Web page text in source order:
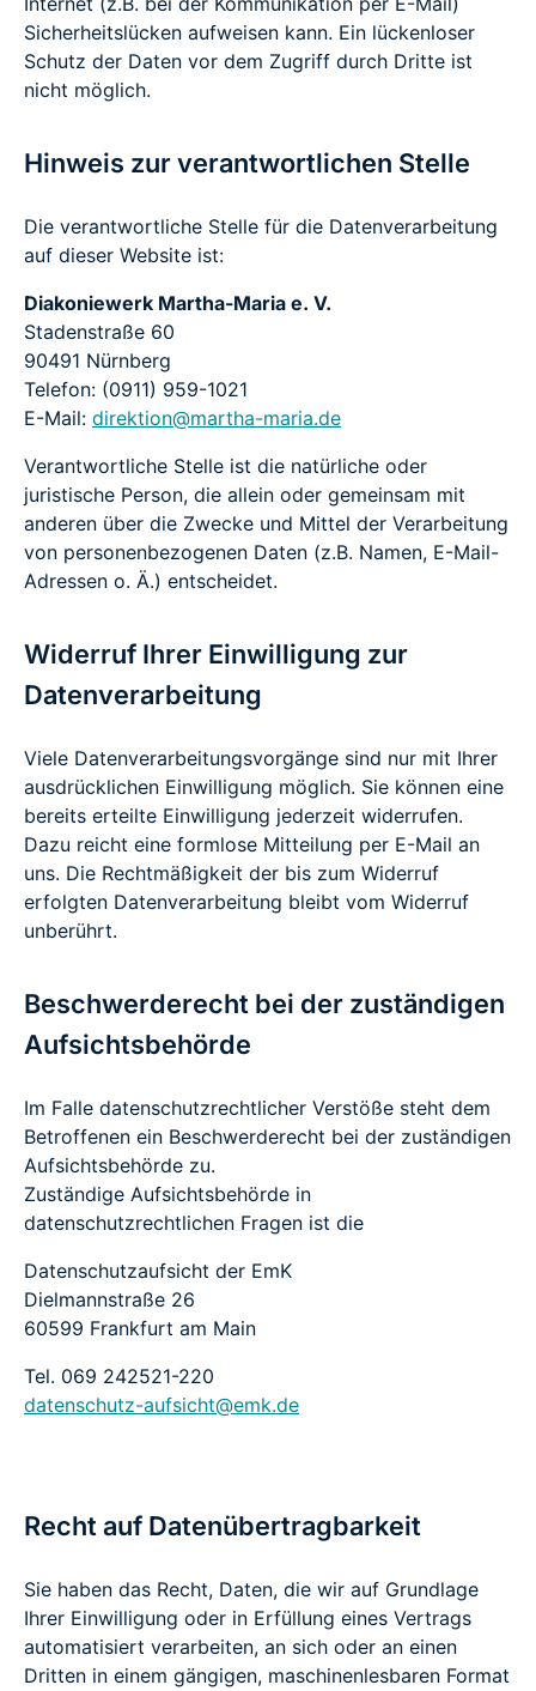
Sicherheitslücken aufweisen kann. Ein lückenloser
Schutz der Daten vor dem Zugriff durch Dritte ist
nicht möglich.
Hinweis zur verantwortlichen Stelle
Die verantwortliche Stelle für die Datenverarbeitung
auf dieser Website ist:
Diakoniewerk Martha-Maria e. V.
Stadenstraße 60
90491 Nürnberg
Telefon: (0911) 959-1021
E-Mail: direktion@martha-maria.de
Verantwortliche Stelle ist die natürliche oder
juristische Person, die allein oder gemeinsam mit
anderen über die Zwecke und Mittel der Verarbeitung
von personenbezogenen Daten (z.B. Namen, E-Mail-
Adressen o. Ä.) entscheidet.
Widerruf Ihrer Einwilligung zur
Datenverarbeitung
Viele Datenverarbeitungsvorgänge sind nur mit Ihrer
ausdrücklichen Einwilligung möglich. Sie können eine
bereits erteilte Einwilligung jederzeit widerrufen.
Dazu reicht eine formlose Mitteilung per E-Mail an
uns. Die Rechtmäßigkeit der bis zum Widerruf
erfolgten Datenverarbeitung bleibt vom Widerruf
unberührt.
Beschwerderecht bei der zuständigen
Aufsichtsbehörde
Im Falle datenschutzrechtlicher Verstöße steht dem
Betroffenen ein Beschwerderecht bei der zuständigen
Aufsichtsbehörde zu.
Zuständige Aufsichtsbehörde in
datenschutzrechtlichen Fragen ist die
Datenschutzaufsicht der EmK
Dielmannstraße 26
60599 Frankfurt am Main
Tel. 069 242521-220
datenschutz-aufsicht@emk.de
Recht auf Datenübertragbarkeit
Sie haben das Recht, Daten, die wir auf Grundlage
Ihrer Einwilligung oder in Erfüllung eines Vertrags
automatisiert verarbeiten, an sich oder an einen
Dritten in einem gängigen, maschinenlesbaren Format